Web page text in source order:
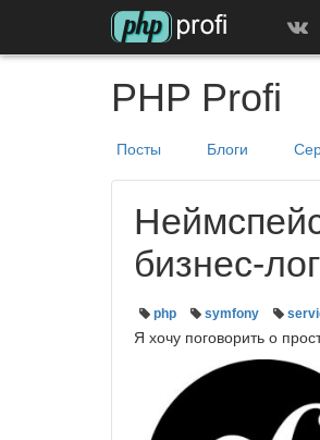
PHP Profi
Посты Блоги
бизнес-
php symfony
Я хочу поговорить о